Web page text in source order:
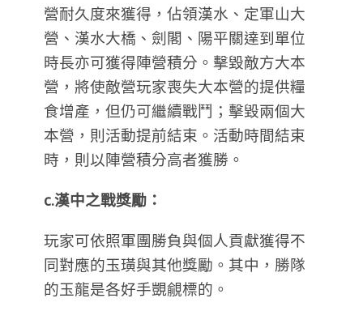
營耐久度來獲得，佔領漢水、定軍山大
營、漢水大橋、劍閣、陽平關達到單位
時長亦可獲得陣營積分。擊毀敵方大本
營，將使敵營玩家喪失大本營的提供糧
食增產，但仍可繼續戰鬥；擊毀兩個大
本營，則活動提前結束。活動時間結束
時，則以陣營積分高者獲勝。
c.漢中之戰獎勵：
玩家可依照軍團勝負與個人貢獻獲得不
同對應的玉璜與其他獎勵。其中，勝隊
的玉龍是各好手覬覦標的。